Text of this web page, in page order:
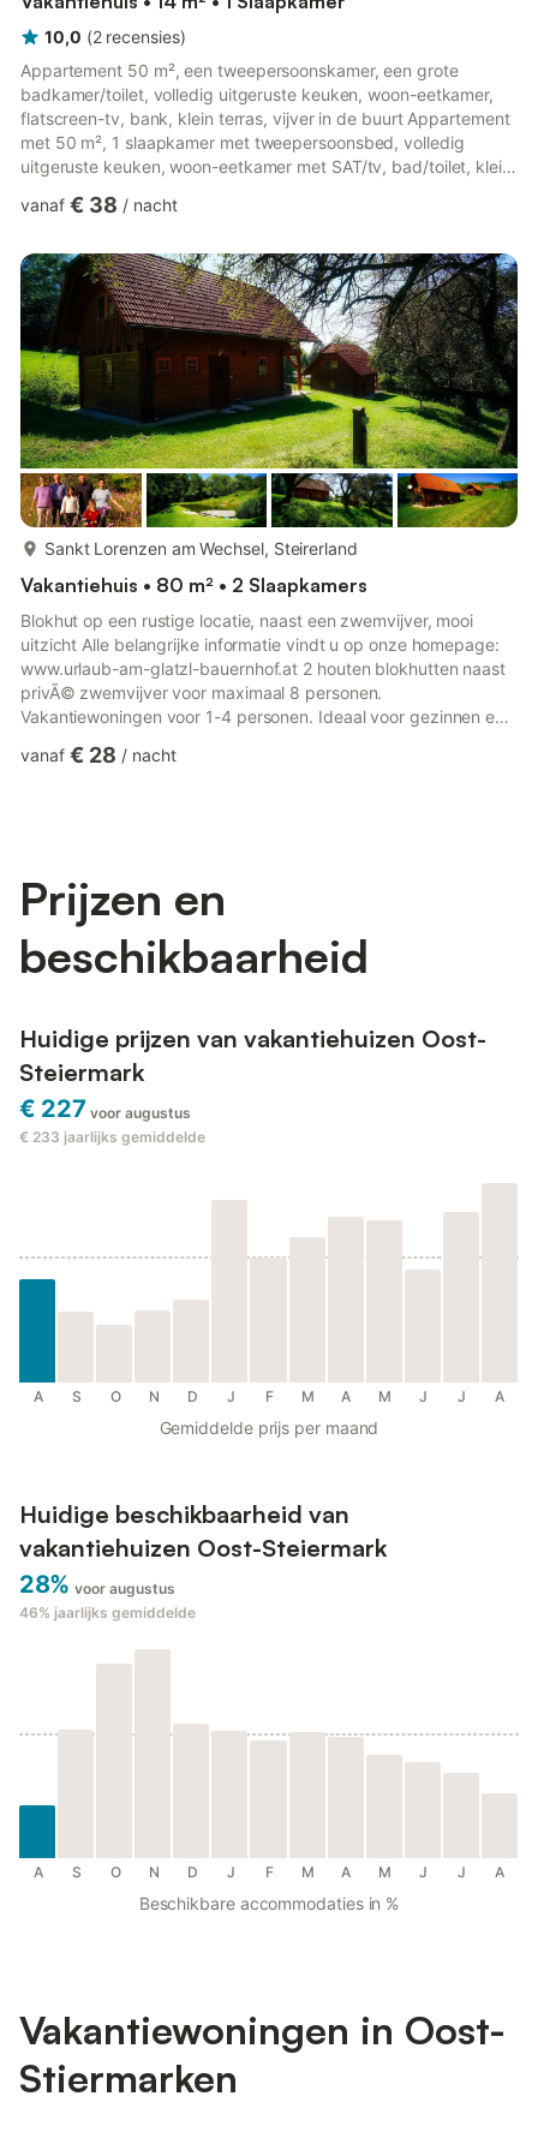
10,0 (2 recensies)
Appartement 50 m², een tweepersoonskamer, een grote
badkamer/toilet, volledig uitgeruste keuken, woon-eetkamer,
flatscreen-tv, bank, klein terras, vijver in de buurt Appartement
met 50 m², 1 slaapkamer met tweepersoonsbed, volledig
uitgeruste keuken, woon-eetkamer met SAT/tv, bad/toilet, klein
het paradijs", op de Pöllauberg, bevinden zich de chalets,
liefdevolle en hoogwaardig uitgeruste plek om u goed te voelen
en weer op te laden. De heerlijke rust en droomachtige uitzich...
vanaf € 38 / nacht
Sankt Lorenzen am Wechsel, Steirerland
Vakantiehuis • 80 m² • 2 Slaapkamers
Blokhut op een rustige locatie, naast een zwemvijver, mooi
uitzicht Alle belangrijke informatie vindt u op onze homepage:
www.urlaub-am-glatzl-bauernhof.at 2 houten blokhutten naast
privÃ© zwemvijver voor maximaal 8 personen.
Vakantiewoningen voor 1-4 personen. Ideaal voor gezinnen en
in het dorp - op slechts 5 minuten afstand. Zonnige, rustige
vanaf € 28 / nacht
Prijzen en
beschikbaarheid
Huidige prijzen van vakantiehuizen Oost-
Steiermark
€ 227 voor augustus
€ 233 jaarlijks gemiddelde
A S O N D J F M A M J J A
Gemiddelde prijs per maand
Huidige beschikbaarheid van
vakantiehuizen Oost-Steiermark
28% voor augustus
46% jaarlijks gemiddelde
A S O N D J F M A M J J A
Beschikbare accommodaties in %
Vakantiewoningen in Oost-
Stiermarken